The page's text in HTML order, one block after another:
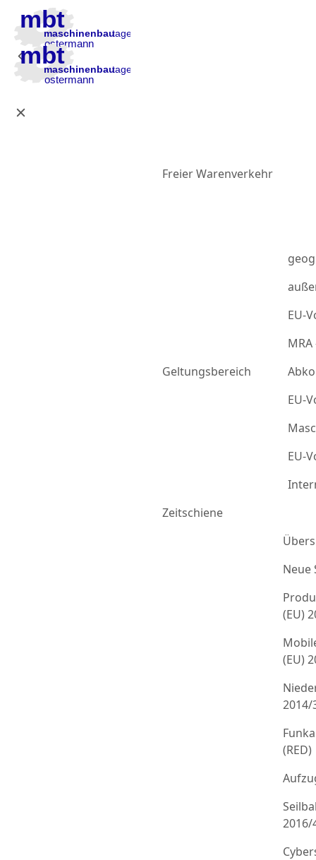
Zur Hauptnavigation
Zum Inhalt
Zur Fußzeile
Freier Warenverkehr
Geltungsbereich
EU-
EU-
EU-
Zeitschiene
Neue
(EU)
(EU)
2014/
(RED)
2016/